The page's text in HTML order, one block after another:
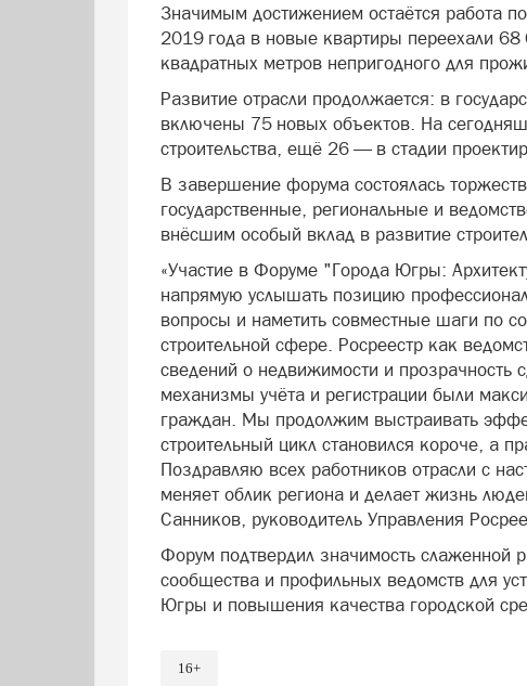
Значимым достижением остаётся работа
2019 года в новые квартиры переехали
квадратных метров непригодного для
Развитие отрасли продолжается: в
включены 75 новых объектов. На
строительства, ещё 26 — в стадии
В завершение форума состоялась
государственные, региональные и
внёсшим особый вклад в развитие
«Участие в Форуме "Города Югры:
напрямую услышать позицию
вопросы и наметить совместные шаги по
строительной сфере. Росреестр как
сведений о недвижимости и прозрачность
механизмы учёта и регистрации были
граждан. Мы продолжим выстраивать
строительный цикл становился короче, а
Поздравляю всех работников отрасли с
меняет облик региона и делает жизнь
Санников, руководитель Управления
Форум подтвердил значимость слаженной
сообщества и профильных ведомств для
Югры и повышения качества городской
16+